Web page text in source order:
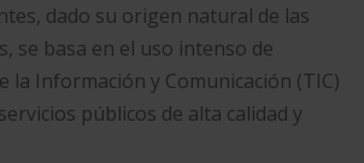
dado su origen natural de las
se basa en el uso intenso de
la Información y Comunicación (TIC)
públicos de alta calidad y